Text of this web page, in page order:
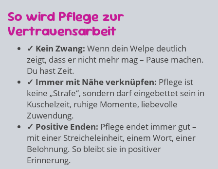
So wird Pflege zur
Vertrauensarbeit
✓ Kein Zwang: Wenn dein Welpe deutlich
zeigt, dass er nicht mehr mag – Pause machen.
Du hast Zeit.
✓ Immer mit Nähe verknüpfen: Pflege ist
keine „Strafe“, sondern darf eingebettet sein in
Kuschelzeit, ruhige Momente, liebevolle
Zuwendung.
✓ Positive Enden: Pflege endet immer gut –
mit einer Streicheleinheit, einem Wort, einer
Belohnung. So bleibt sie in positiver
Erinnerung.